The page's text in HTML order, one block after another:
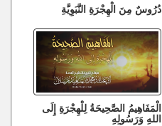
دُرُوسٌ مِنَ الْهِجْرَةِ النَّبَوِيَّةِ
الْمَفَاهِيمُ الصَّحِيحَةُ لِلْهِجْرَةِ إِلَى
اللهِ وَرَسُولِهِ